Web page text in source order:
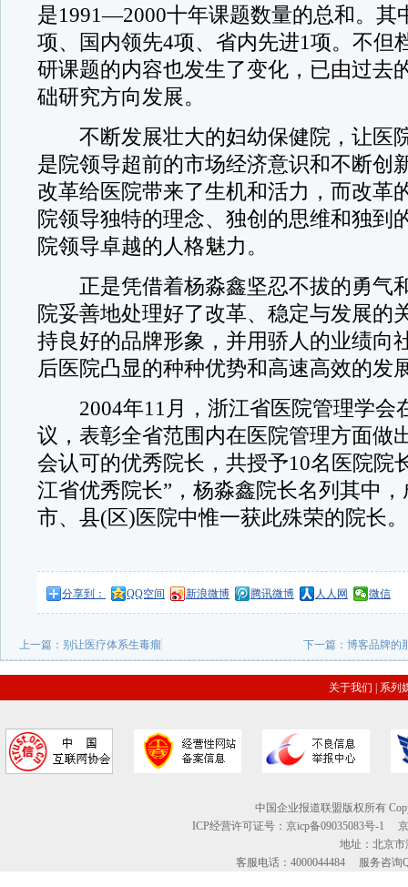
是1991—2000十年课题数量的总和。其
项、国内领先4项、省内先进1项。不但
研课题的内容也发生了变化，已由过去
础研究方向发展。
不断发展壮大的妇幼保健院，让医
是院领导超前的市场经济意识和不断创
改革给医院带来了生机和活力，而改革
院领导独特的理念、独创的思维和独到
院领导卓越的人格魅力。
正是凭借着杨淼鑫坚忍不拔的勇气
院妥善地处理好了改革、稳定与发展的
持良好的品牌形象，并用骄人的业绩向
后医院凸显的种种优势和高速高效的发
2004年11月，浙江省医院管理学会
议，表彰全省范围内在医院管理方面做
会认可的优秀院长，共授予10名医院院
江省优秀院长”，杨淼鑫院长名列其中
市、县(区)医院中惟一获此殊荣的院长。
分享到： QQ空间 新浪微博 腾讯微博 人人网 微信
上一篇： 别让医疗体系生毒瘤 下一篇：博客品牌的
关于我们 系列
中国企业报道联盟版权所有
ICP经营许可证号：京icp备09035083号-1
地址：北京市
客服电话：4000044484 服务咨询